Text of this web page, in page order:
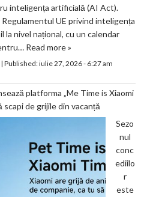
inteligența artificială (AI Act).
UE privind inteligența
la nivel național, cu un calendar
Read more »
Published:iulie 27, 2026 - 6:27 am
platforma „Me Time is Xiaomi
scapi de grijile din vacanță
Sezo
nul
conc
ediilo
r
este